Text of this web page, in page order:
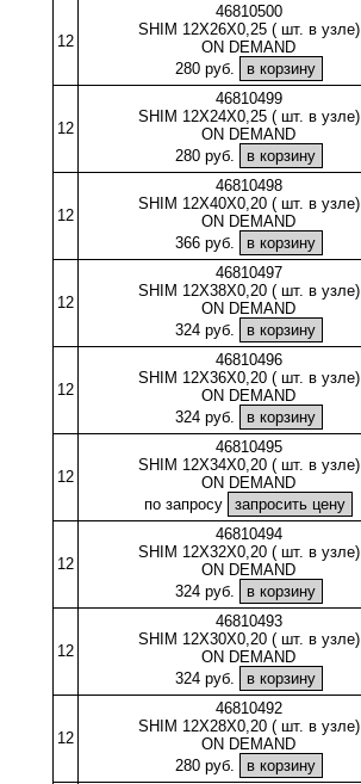
12
46810500
SHIM 12X26X0,25 ( шт. в узле)
ON DEMAND
280 руб.
12
46810499
SHIM 12X24X0,25 ( шт. в узле)
ON DEMAND
280 руб.
12
46810498
SHIM 12X40X0,20 ( шт. в узле)
ON DEMAND
366 руб.
12
46810497
SHIM 12X38X0,20 ( шт. в узле)
ON DEMAND
324 руб.
12
46810496
SHIM 12X36X0,20 ( шт. в узле)
ON DEMAND
324 руб.
12
46810495
SHIM 12X34X0,20 ( шт. в узле)
ON DEMAND
по запросу
12
46810494
SHIM 12X32X0,20 ( шт. в узле)
ON DEMAND
324 руб.
12
46810493
SHIM 12X30X0,20 ( шт. в узле)
ON DEMAND
324 руб.
12
46810492
SHIM 12X28X0,20 ( шт. в узле)
ON DEMAND
280 руб.